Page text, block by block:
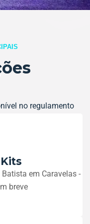
no regulamento
em Caravelas -
breve